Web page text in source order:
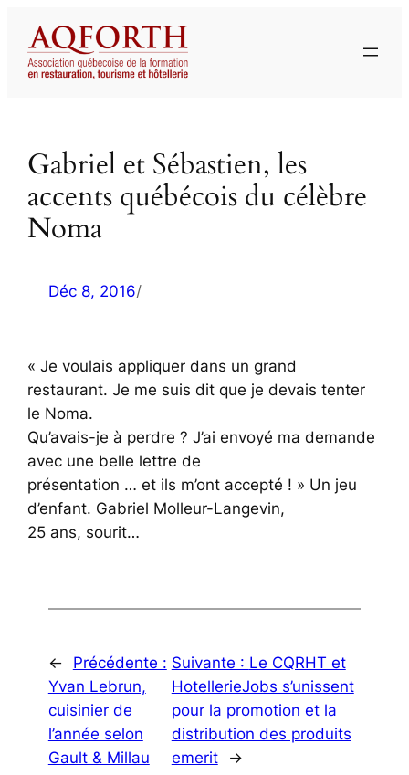
contenu
Gabriel et Sébastien, les
accents québécois du célèbre
Noma
Déc 8, 2016/
« Je voulais appliquer dans un grand
restaurant. Je me suis dit que je devais tenter
le Noma.
Qu’avais-je à perdre ? J’ai envoyé ma demande
avec une belle lettre de
présentation … et ils m’ont accepté ! » Un jeu
d’enfant. Gabriel Molleur-Langevin,
25 ans, sourit…
←
Précédente :
Yvan Lebrun,
cuisinier de
l’année selon
Gault & Millau
Suivante : Le CQRHT et
HotellerieJobs s’unissent
pour la promotion et la
distribution des produits
emerit
→